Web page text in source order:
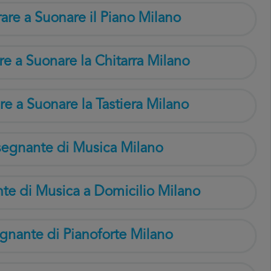
a Suonare il Piano Milano
a Suonare la Chitarra Milano
a Suonare la Tastiera Milano
di Musica Milano
di Musica a Domicilio Milano
di Pianoforte Milano